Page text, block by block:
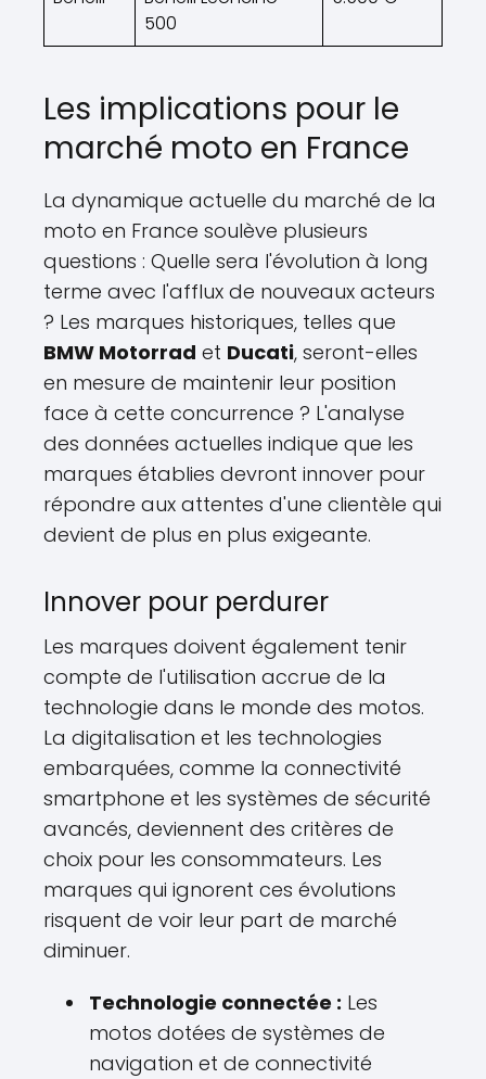
500
Les implications pour le
marché moto en France
La dynamique actuelle du marché de la
moto en France soulève plusieurs
questions : Quelle sera l'évolution à long
terme avec l'afflux de nouveaux acteurs
? Les marques historiques, telles que
BMW Motorrad et Ducati, seront-elles
en mesure de maintenir leur position
face à cette concurrence ? L'analyse
des données actuelles indique que les
marques établies devront innover pour
répondre aux attentes d'une clientèle qui
devient de plus en plus exigeante.
Innover pour perdurer
Les marques doivent également tenir
compte de l'utilisation accrue de la
technologie dans le monde des motos.
La digitalisation et les technologies
embarquées, comme la connectivité
smartphone et les systèmes de sécurité
avancés, deviennent des critères de
choix pour les consommateurs. Les
marques qui ignorent ces évolutions
risquent de voir leur part de marché
diminuer.
Technologie connectée : Les
motos dotées de systèmes de
navigation et de connectivité